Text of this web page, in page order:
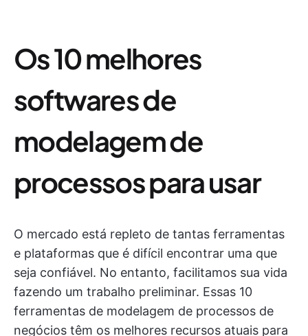
Os 10 melhores
softwares de
modelagem de
processos para usar
O mercado está repleto de tantas ferramentas
e plataformas que é difícil encontrar uma que
seja confiável. No entanto, facilitamos sua vida
fazendo um trabalho preliminar. Essas 10
ferramentas de modelagem de processos de
negócios têm os melhores recursos atuais para